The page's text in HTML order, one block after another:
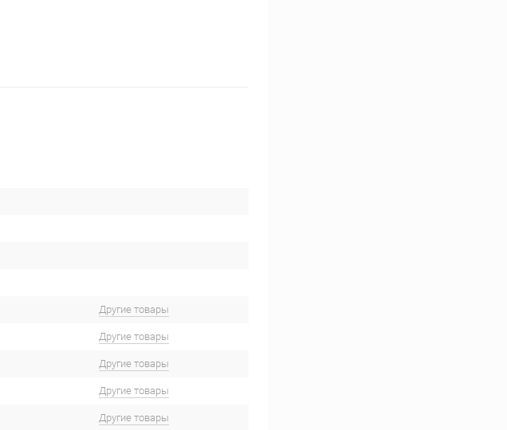
Другие товары
Другие товары
Другие товары
Другие товары
Другие товары